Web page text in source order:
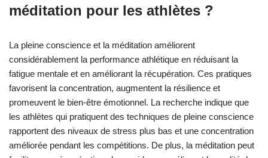
méditation pour les athlètes ?
La pleine conscience et la méditation améliorent
considérablement la performance athlétique en réduisant la
fatigue mentale et en améliorant la récupération. Ces pratiques
favorisent la concentration, augmentent la résilience et
promeuvent le bien-être émotionnel. La recherche indique que
les athlètes qui pratiquent des techniques de pleine conscience
rapportent des niveaux de stress plus bas et une concentration
améliorée pendant les compétitions. De plus, la méditation peut